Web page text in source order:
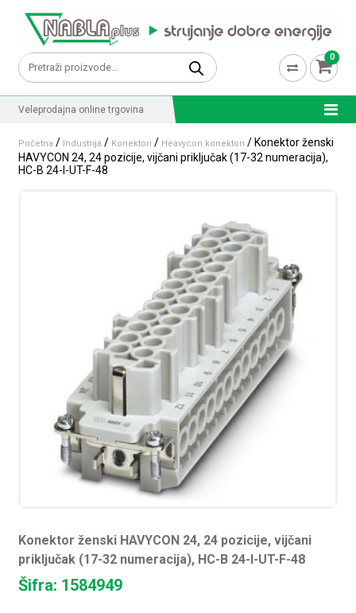
Pretraži: 0
Veleprodajna online trgovina
Početna / Industrija / Konektori / Heavycon konektori / Konektor ženski
HAVYCON 24, 24 pozicije, vijčani priključak (17-32 numeracija),
HC-B 24-I-UT-F-48
Konektor ženski HAVYCON 24, 24 pozicije, vijčani
priključak (17-32 numeracija), HC-B 24-I-UT-F-48
Šifra: 1584949